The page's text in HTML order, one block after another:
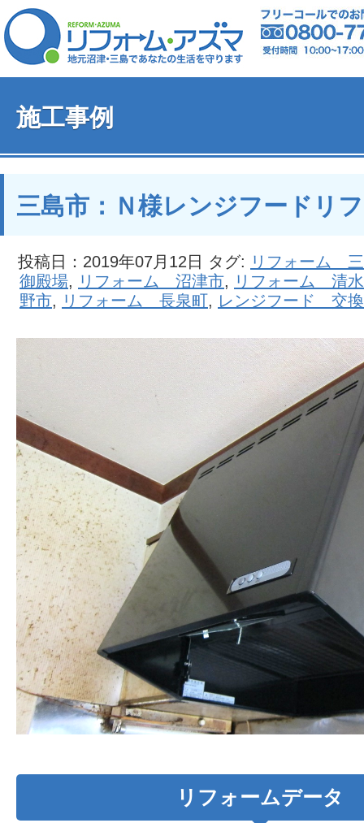
施工事例
三島市：Ｎ様レンジフードリ
投稿日：2019年07月12日 タグ: リフォーム
御殿場, リフォーム 沼津市, リフォーム 清
野市, リフォーム 長泉町, レンジフード 交換
リフォームデータ